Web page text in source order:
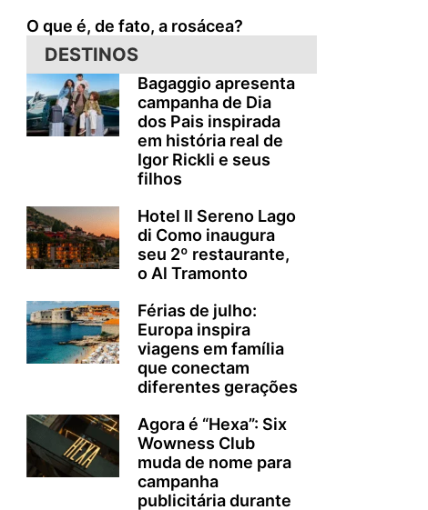
O que é, de fato, a rosácea?
DESTINOS
Bagaggio apresenta
campanha de Dia
dos Pais inspirada
em história real de
Igor Rickli e seus
filhos
Hotel Il Sereno Lago
di Como inaugura
seu 2º restaurante,
o Al Tramonto
Férias de julho:
Europa inspira
viagens em família
que conectam
diferentes gerações
Agora é “Hexa”: Six
Wowness Club
muda de nome para
campanha
publicitária durante